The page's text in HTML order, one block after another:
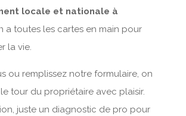
locale et nationale à
a toutes les cartes en main pour
la vie.
ou remplissez notre formulaire, on
tour du propriétaire avec plaisir.
juste un diagnostic de pro pour